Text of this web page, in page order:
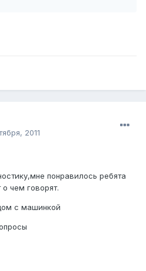
2011
понравилось ребята
чем говорят.
с машинкой